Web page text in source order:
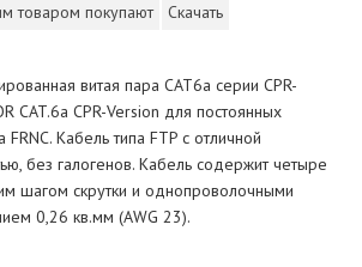
товаром покупают
Скачать
витая пара CAT6a серии CPR-
CAT.6a CPR-Version для постоянных
FRNC. Кабель типа FTP с отличной
без галогенов. Кабель содержит четыре
шагом скрутки и однопроволочными
0,26 кв.мм (AWG 23).